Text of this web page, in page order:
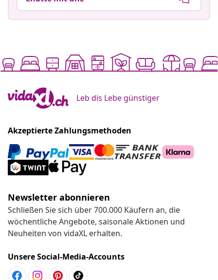
Leb dis Lebe günstiger
Akzeptierte Zahlungsmethoden
Newsletter abonnieren
Schließen Sie sich über 700.000 Käufern an, die
wöchentliche Angebote, saisonale Aktionen und
Neuheiten von vidaXL erhalten.
Unsere Social-Media-Accounts